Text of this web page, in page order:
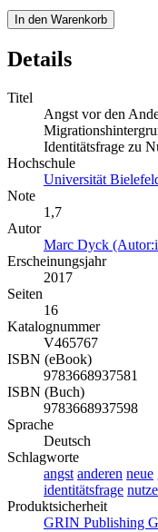
In den Warenkorb
Details
Titel
Angst vor den
Identitätsfrage zu
Hochschule
Universität
Note
1,7
Autor
Marc Dyck
Erscheinungsjahr
2017
Seiten
16
Katalognummer
V465767
ISBN (eBook)
9783668937581
ISBN (Buch)
9783668937598
Sprache
Deutsch
Schlagworte
angst anderen neue
identitätsfrage
Produktsicherheit
GRIN Publishing